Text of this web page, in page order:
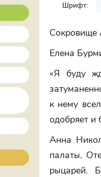
Шрифт:
Сокровище
Елена
«Я буду
к нему
одобряет и
Анна
палаты.
рыцарей.